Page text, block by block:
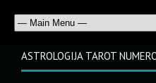
ASTROLOGIJA TAROT